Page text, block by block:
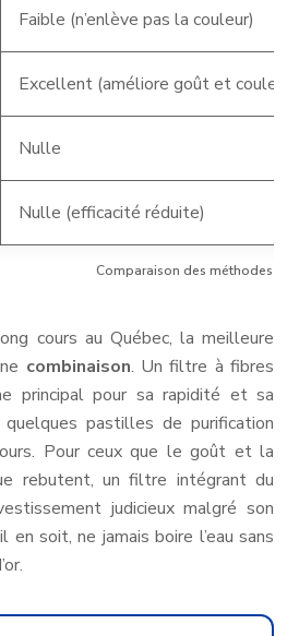
Comparaison des méthodes
Faible (n’enlève pas la couleur)
Excellent (améliore goût et
Nulle
Nulle (efficacité réduite)
cours au Québec, la meilleure
combinaison. Un filtre à fibres
principal pour sa rapidité et sa
pastilles de purification
Pour ceux que le goût et la
rebutent, un filtre intégrant du
judicieux malgré son
en soit, ne jamais boire l’eau sans